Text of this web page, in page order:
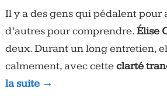
Il y a des gens qui pédalent pour
d’autres pour comprendre.Élise
deux. Durant un long entretien,
calmement, avec cetteclarté
la suite →